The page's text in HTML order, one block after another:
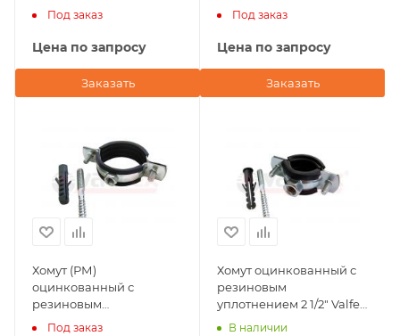
уплотнением 1 1/4" Valfex
(в комплекте шпилька
М8х80, дюбель)
Под заказ
Цена по запросу
Заказать
уплотнением 3/4" Valfex
(в комплекте шпилька
М8х80, дюбель)
Под заказ
Цена по запросу
Заказать
Хомут (РМ)
оцинкованный с
резиновым
уплотнением 1/2" Valfex
Под заказ
Хомут оцинкованный с
резиновым
уплотнением 2 1/2" Valfex
(в комплекте шпилька
В наличии